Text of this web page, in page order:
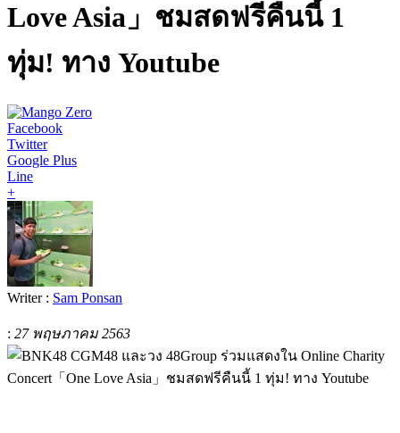
Love Asia」ชมสดฟรีคืนนี้ 1
ทุ่ม! ทาง Youtube
Facebook
Twitter
Google Plus
Line
+
Writer : Sam Ponsan
: 27 พฤษภาคม 2563